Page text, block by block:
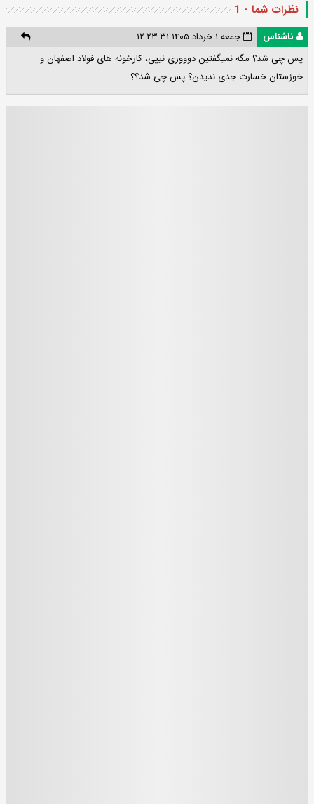
نظرات شما - 1
ناشناس
جمعه ۱ خرداد ۱۴۰۵ ۱۲:۲۳:۳۱
پس چی شد؟ مگه نمیگفتین دوووری نییی، کارخونه های فولاد اصفهان و
خوزستان خسارت جدی ندیدن؟ پس چی شد؟؟